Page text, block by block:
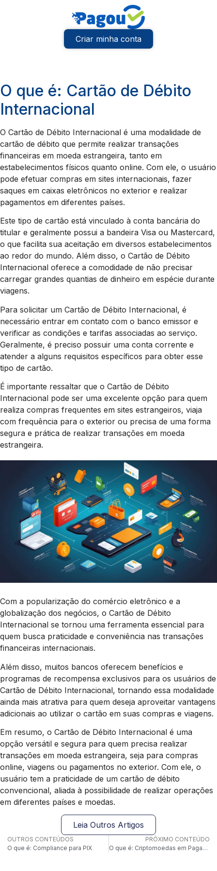
Criar minha conta
O que é: Cartão de Débito
Internacional
O Cartão de Débito Internacional é uma modalidade de
cartão de débito que permite realizar transações
financeiras em moeda estrangeira, tanto em
estabelecimentos físicos quanto online. Com ele, o usuário
pode efetuar compras em sites internacionais, fazer
saques em caixas eletrônicos no exterior e realizar
pagamentos em diferentes países.
Este tipo de cartão está vinculado à conta bancária do
titular e geralmente possui a bandeira Visa ou Mastercard,
o que facilita sua aceitação em diversos estabelecimentos
ao redor do mundo. Além disso, o Cartão de Débito
Internacional oferece a comodidade de não precisar
carregar grandes quantias de dinheiro em espécie durante
viagens.
Para solicitar um Cartão de Débito Internacional, é
necessário entrar em contato com o banco emissor e
verificar as condições e tarifas associadas ao serviço.
Geralmente, é preciso possuir uma conta corrente e
atender a alguns requisitos específicos para obter esse
tipo de cartão.
É importante ressaltar que o Cartão de Débito
Internacional pode ser uma excelente opção para quem
realiza compras frequentes em sites estrangeiros, viaja
com frequência para o exterior ou precisa de uma forma
segura e prática de realizar transações em moeda
estrangeira.
Com a popularização do comércio eletrônico e a
globalização dos negócios, o Cartão de Débito
Internacional se tornou uma ferramenta essencial para
quem busca praticidade e conveniência nas transações
financeiras internacionais.
Além disso, muitos bancos oferecem benefícios e
programas de recompensa exclusivos para os usuários de
Cartão de Débito Internacional, tornando essa modalidade
ainda mais atrativa para quem deseja aproveitar vantagens
adicionais ao utilizar o cartão em suas compras e viagens.
Em resumo, o Cartão de Débito Internacional é uma
opção versátil e segura para quem precisa realizar
transações em moeda estrangeira, seja para compras
online, viagens ou pagamentos no exterior. Com ele, o
usuário tem a praticidade de um cartão de débito
convencional, aliada à possibilidade de realizar operações
em diferentes países e moedas.
Leia Outros Artigos
OUTROS CONTEÚDOS
O que é: Compliance para PIX
PRÓXIMO CONTEÚDO
O que é: Criptomoedas em Pagamentos